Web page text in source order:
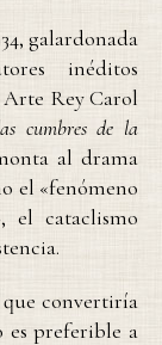
galardonada
inéditos
Rey Carol
cumbres de la
al drama
el «fenómeno
el cataclismo
que convertiría
es preferible a